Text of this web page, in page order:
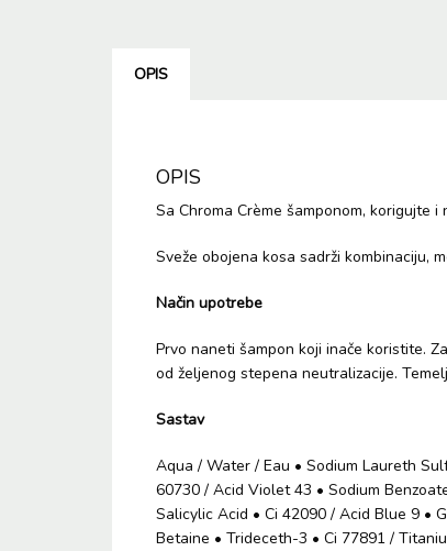
OPIS
OPIS
Sa Chroma Crème šamponom, korigujte
Sveže obojena kosa sadrži kombinaciju,
Način upotrebe
Prvo naneti šampon koji inače koristite.
od željenog stepena neutralizacije.
Sastav
Aqua / Water / Eau • Sodium Laureth
60730 / Acid Violet 43 • Sodium
Salicylic Acid • Ci 42090 / Acid Blue 9 •
Betaine • Trideceth-3 • Ci 77891 /